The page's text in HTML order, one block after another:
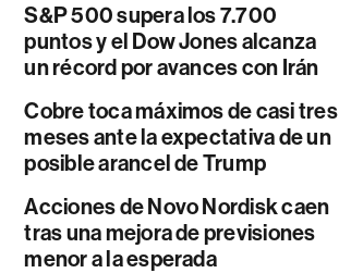
S&P 500 supera los 7.700
puntos y el Dow Jones alcanza
un récord por avances con Irán
Cobre toca máximos de casi tres
meses ante la expectativa de un
posible arancel de Trump
Acciones de Novo Nordisk caen
tras una mejora de previsiones
menor a la esperada